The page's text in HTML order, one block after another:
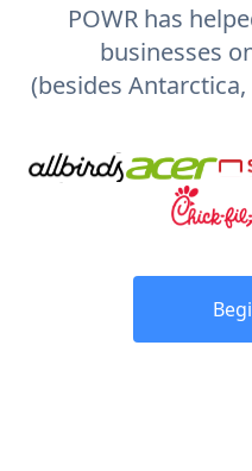
POWR has
businesses
(besides